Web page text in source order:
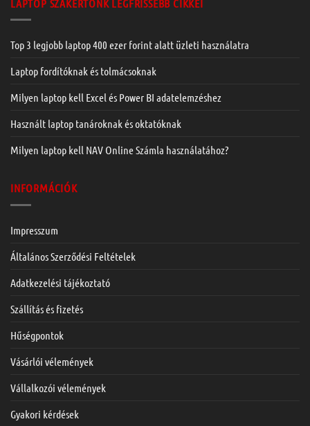
LAPTOP SZAKÉRTŐNK LEGFRISSEBB CIKKEI
Top 3 legjobb laptop 400 ezer forint alatt üzleti használatra
Laptop fordítóknak és tolmácsoknak
Milyen laptop kell Excel és Power BI adatelemzéshez
Használt laptop tanároknak és oktatóknak
Milyen laptop kell NAV Online Számla használatához?
INFORMÁCIÓK
Impresszum
Általános Szerződési Feltételek
Adatkezelési tájékoztató
Szállítás és fizetés
Hűségpontok
Vásárlói vélemények
Vállalkozói vélemények
Gyakori kérdések